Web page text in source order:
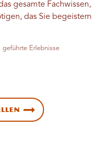
gesamte Fachwissen,
das Sie begeistern
geführte Erlebnisse